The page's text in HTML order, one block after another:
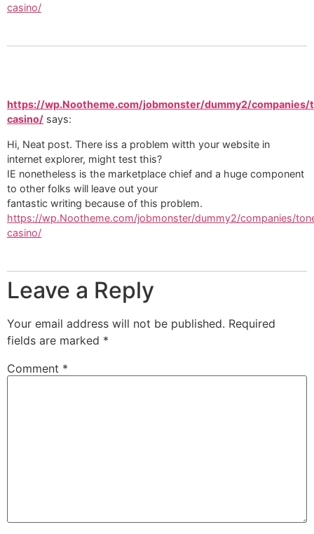
casino/
https://wp.Nootheme.com/jobmonster/dummy2/
casino/ says:
Hi, Neat post. There iss a problem witth your website in
internet explorer, might test this?
IE nonetheless is the marketplace chief and a huge component
to other folks will leave out your
fantastic writing because of this problem.
https://wp.Nootheme.com/jobmonster/dummy2/companies/
casino/
Leave a Reply
Your email address will not be published. Required
fields are marked *
Comment *